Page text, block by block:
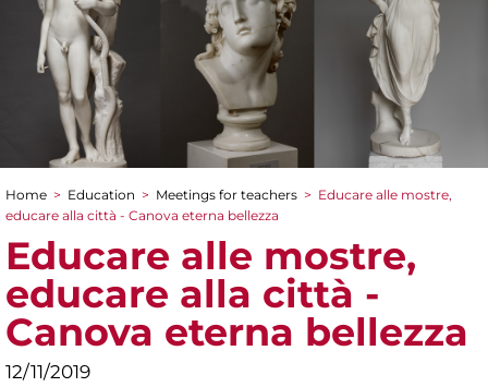
You are here
Home > Education > Meetings for teachers > Educare alle mostre,
educare alla città - Canova eterna bellezza
Educare alle mostre,
educare alla città -
Canova eterna bellezza
12/11/2019